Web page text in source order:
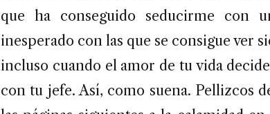
que ha conseguido seducirme con
inesperado con las que se consigue ver
incluso cuando el amor de tu vida
con tu jefe. Así, como suena. Pellizcos